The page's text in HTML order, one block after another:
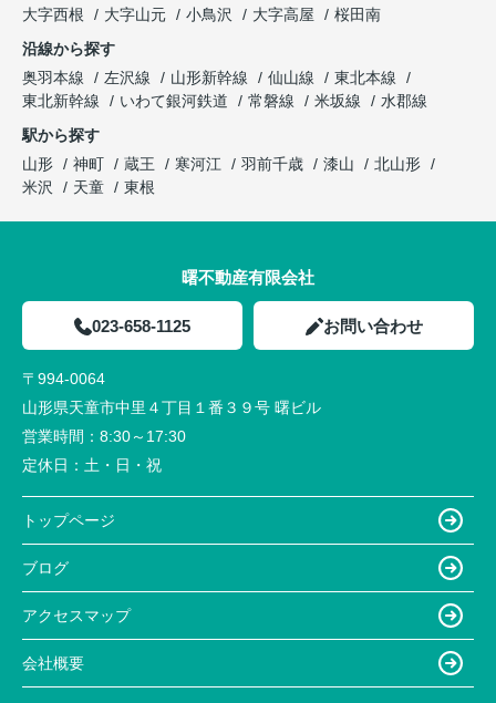
大字西根
大字山元 小鳥沢 大字高屋
桜田南
沿線から探す
奥羽本線
左沢線 山形新幹線 仙山線
東北本線
東北新幹線
いわて銀河鉄道 常磐線 米坂線
水郡線
駅から探す
山形
神町 蔵王 寒河江 羽前千歳 漆山
北山形
米沢
天童 東根
曙不動産有限会社
023-658-1125 お問い合わせ
〒994-0064
山形県天童市中里４丁目１番３９号 曙ビル
営業時間： 8:30～17:30
定休日： 土・日・祝
トップページ
ブログ
アクセスマップ
会社概要